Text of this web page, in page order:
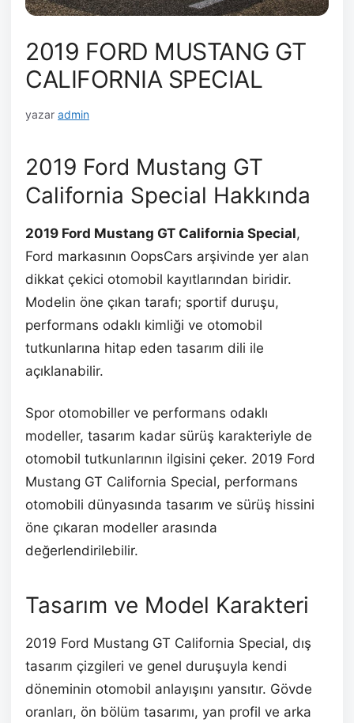
2019 FORD MUSTANG GT
CALIFORNIA SPECIAL
yazar admin
2019 Ford Mustang GT
California Special Hakkında
2019 Ford Mustang GT California Special,
Ford markasının OopsCars arşivinde yer alan
dikkat çekici otomobil kayıtlarından biridir.
Modelin öne çıkan tarafı; sportif duruşu,
performans odaklı kimliği ve otomobil
tutkunlarına hitap eden tasarım dili ile
açıklanabilir.
Spor otomobiller ve performans odaklı
modeller, tasarım kadar sürüş karakteriyle de
otomobil tutkunlarının ilgisini çeker. 2019 Ford
Mustang GT California Special, performans
otomobili dünyasında tasarım ve sürüş hissini
öne çıkaran modeller arasında
değerlendirilebilir.
Tasarım ve Model Karakteri
2019 Ford Mustang GT California Special, dış
tasarım çizgileri ve genel duruşuyla kendi
döneminin otomobil anlayışını yansıtır. Gövde
oranları, ön bölüm tasarımı, yan profil ve arka